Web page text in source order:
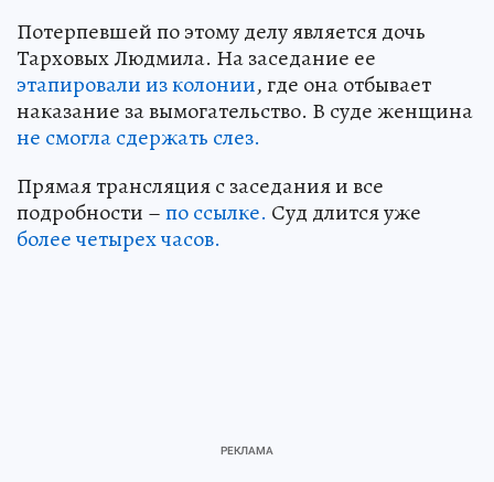
Потерпевшей по этому делу является дочь
Тарховых Людмила. На заседание ее
этапировали из колонии, где она отбывает
наказание за вымогательство. В суде женщина
не смогла сдержать слез.
Прямая трансляция с заседания и все
подробности –по ссылке. Суд длится уже
более четырех часов.